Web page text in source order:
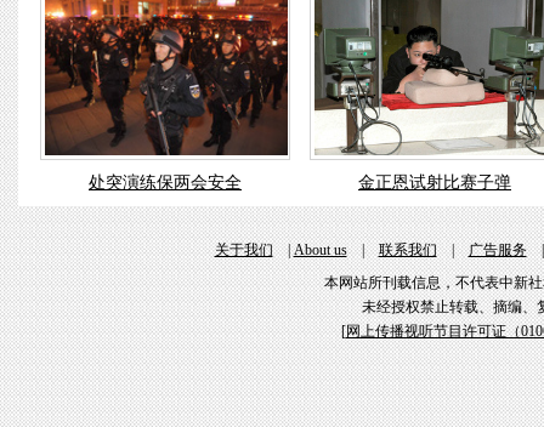
处突演练保两会安全 金正恩试射比赛子弹
关于我们|About us|联系我们|广告服务
本网站所刊载信息，不代表中新
未经授权禁止转载、摘编、
[网上传播视听节目许可证（